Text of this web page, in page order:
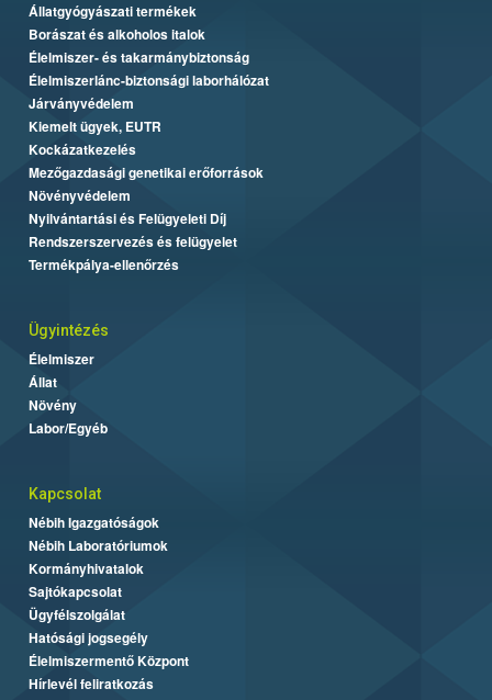
Állatgyógyászati termékek
Borászat és alkoholos italok
Élelmiszer- és takarmánybiztonság
Élelmiszerlánc-biztonsági laborhálózat
Járványvédelem
Kiemelt ügyek, EUTR
Kockázatkezelés
Mezőgazdasági genetikai erőforrások
Növényvédelem
Nyilvántartási és Felügyeleti Díj
Rendszerszervezés és felügyelet
Termékpálya-ellenőrzés
Ügyintézés
Élelmiszer
Állat
Növény
Labor/Egyéb
Kapcsolat
Nébih Igazgatóságok
Nébih Laboratóriumok
Kormányhivatalok
Sajtókapcsolat
Ügyfélszolgálat
Hatósági jogsegély
Élelmiszermentő Központ
Hírlevél feliratkozás